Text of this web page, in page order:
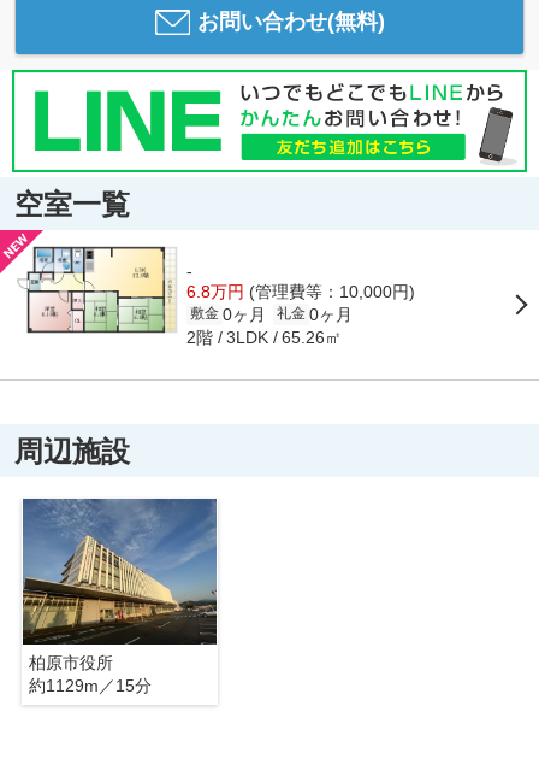
お問い合わせ(無料)
空室一覧
-
6.8万円 (管理費等：10,000円)
敷金 0ヶ月 礼金 0ヶ月
2階 3LDK 65.26㎡
周辺施設
柏原市役所
約1129m／15分